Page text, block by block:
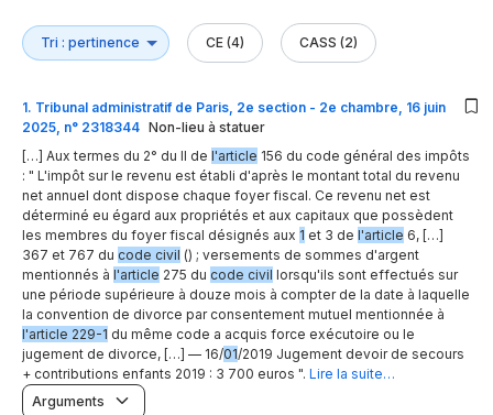
CE (4) CASS (2)
1. Tribunal administratif de Paris, 2e section - 2e chambre, 16 juin
2025, n° 2318344 Non-lieu à statuer
[…] Aux termes du 2° du II de l'article 156 du code général des impôts
: " L'impôt sur le revenu est établi d'après le montant total du revenu
net annuel dont dispose chaque foyer fiscal. Ce revenu net est
déterminé eu égard aux propriétés et aux capitaux que possèdent
les membres du foyer fiscal désignés aux 1 et 3 de l'article 6, […]
367 et 767 du code civil () ; versements de sommes d'argent
mentionnés à l'article 275 du code civil lorsqu'ils sont effectués sur
une période supérieure à douze mois à compter de la date à laquelle
la convention de divorce par consentement mutuel mentionnée à
l'article 229-1 du même code a acquis force exécutoire ou le
jugement de divorce, […] — 16/01/2019 Jugement devoir de secours
+ contributions enfants 2019 : 3 700 euros ". Lire la suite…
Arguments